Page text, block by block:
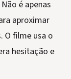
é apenas
aproximar
O filme usa o
hesitação e